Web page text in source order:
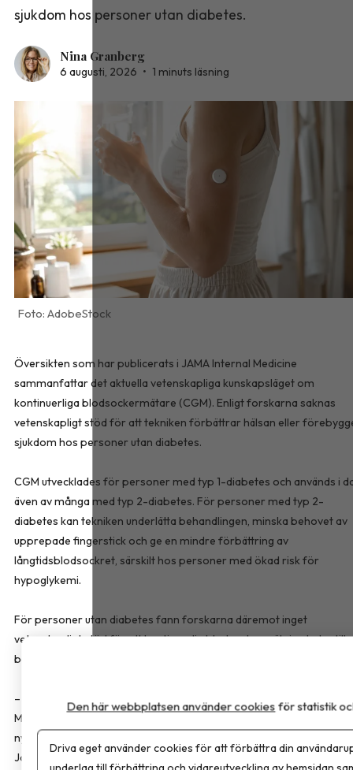
sjukdom hos personer utan diabetes.
Nina Granberg
6 augusti, 2026 • 1 minuts läsning
AdobeStock
Översikten som har publicerats i JAMA Internal Medicine
sammanfattar det aktuella vetenskapliga kunskapsläget om
kontinuerliga blodsockermätare (CGM). Enligt forskarna saknas
vetenskapligt stöd för att tekniken förbättrar hälsan eller
sjukdom hos personer utan diabetes.
CGM utvecklades för personer med typ 1-diabetes och används i
även av många med typ 2-diabetes. För personer med typ 2-
diabetes kan tekniken underlätta behandlingen, minska behovet av
upprepade fingerstick och ge en mindre förbättring av
långtidsblodsockret, särskilt hos personer med ökad risk för
hypoglykemi.
För personer utan diabetes fann forskarna däremot inget
vetenskapligt stöd för att kontinuerlig blodsockermätning leder till
bättre hälsa eller förebygger sjukdom.
– Det här är en teknik som gör enorm nytta för vissa
Men den används allt mer av grupper där vi inte vet om den gör
nytta alls, eller om den till och med kan vara skadlig, säger Minna
Johansson, docent vid Sahlgrenska akademin och en av
Den här webbplatsen använder cookies för statistik
Driva eget använder cookies för att förbättra din
underlag till förbättring och vidareutveckling av hemsidan